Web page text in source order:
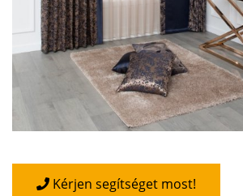
Kérjen segítséget most!